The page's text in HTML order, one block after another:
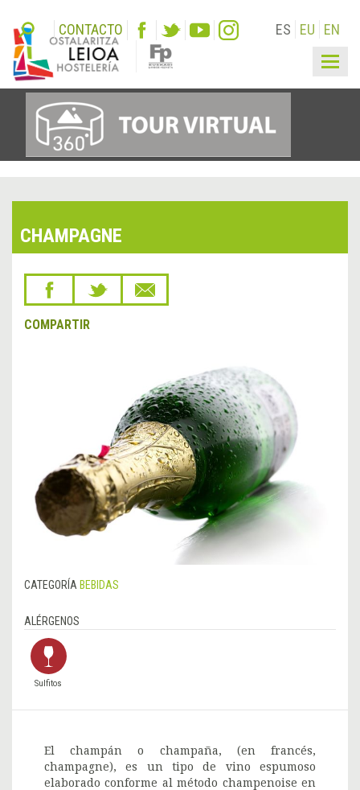
CONTACTO ES EU EN
CHAMPAGNE
COMPARTIR
CATEGORÍA BEBIDAS
ALÉRGENOS
Sulfitos
El champán o champaña, (en francés,
champagne), es un tipo de vino espumoso
elaborado conforme al método champenoise en